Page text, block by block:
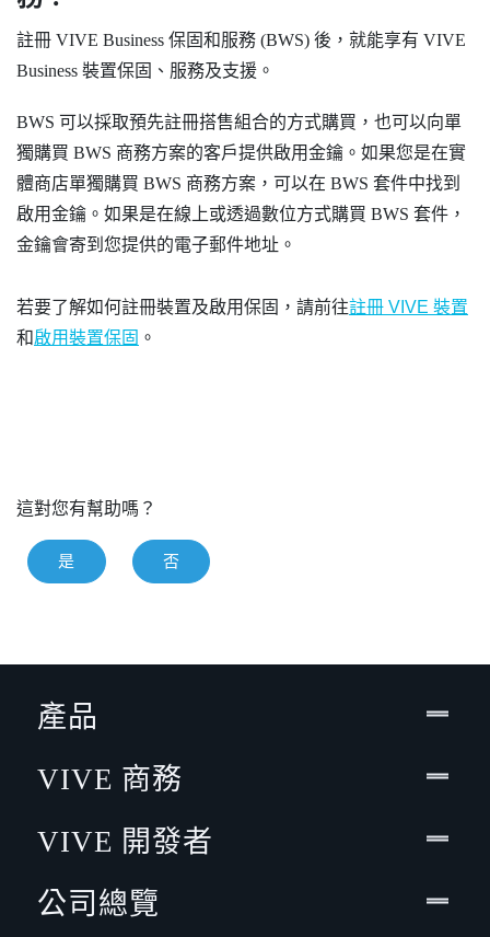
註冊 VIVE Business 保固和服務 (BWS) 後，就能享有 VIVE
Business 裝置保固、服務及支援。
BWS 可以採取預先註冊搭售組合的方式購買，也可以向單
獨購買 BWS 商務方案的客戶提供啟用金鑰。如果您是在實
體商店單獨購買 BWS 商務方案，可以在 BWS 套件中找到
啟用金鑰。如果是在線上或透過數位方式購買 BWS 套件，
金鑰會寄到您提供的電子郵件地址。
若要了解如何註冊裝置及啟用保固，請前往註冊 VIVE 裝置
和啟用裝置保固 。
這對您有幫助嗎？
是 否
產品
VIVE 商務
VIVE 開發者
公司總覽